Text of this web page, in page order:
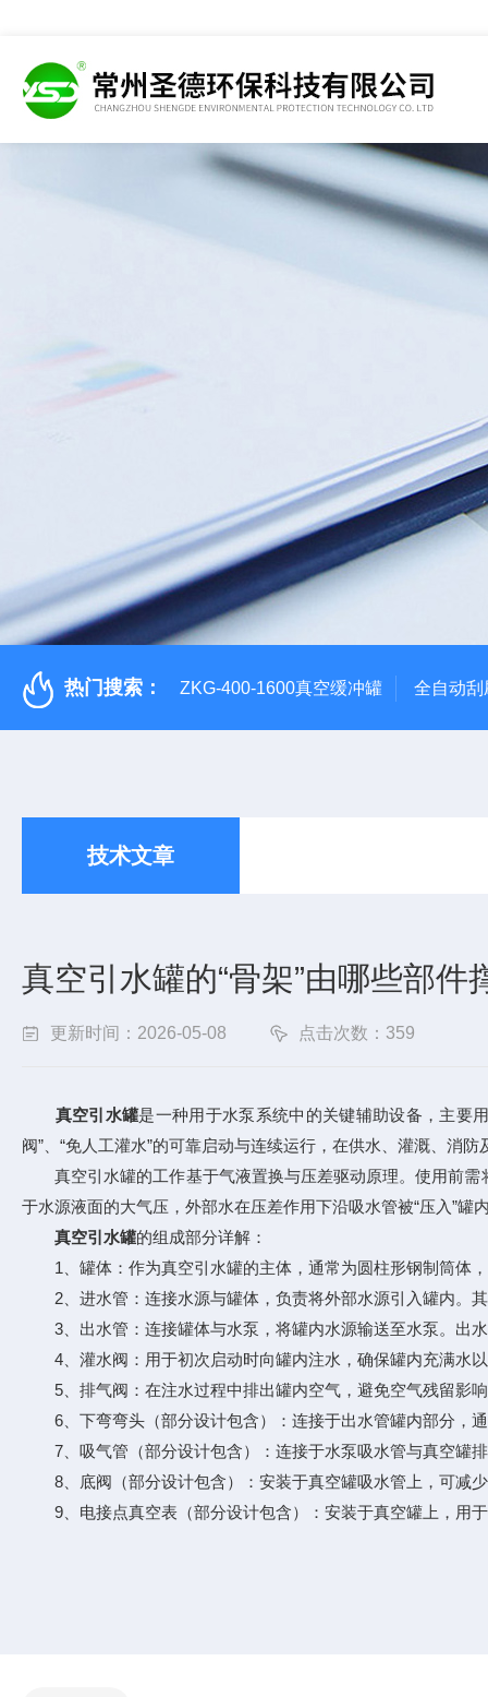
热门搜索： ZKG-400-1600真空缓冲罐 全自动刮
技术文章
真空引水罐的“骨架”由哪些部
更新时间：2026-05-08 点击次数：359
真空引水罐是一种用于水泵系统中的关键辅助设备，主要
阀”、“免人工灌水”的可靠启动与连续运行，在供水、灌溉、消
真空引水罐的工作基于气液置换与压差驱动原理。使用前需
于水源液面的大气压，外部水在压差作用下沿吸水管被“压入”
真空引水罐的组成部分详解：
1、罐体：作为真空引水罐的主体，通常为圆柱形钢制筒体
2、进水管：连接水源与罐体，负责将外部水源引入罐内。
3、出水管：连接罐体与水泵，将罐内水源输送至水泵。出
4、灌水阀：用于初次启动时向罐内注水，确保罐内充满水
5、排气阀：在注水过程中排出罐内空气，避免空气残留影
6、下弯弯头（部分设计包含）：连接于出水管罐内部分，通
7、吸气管（部分设计包含）：连接于水泵吸水管与真空罐排
8、底阀（部分设计包含）：安装于真空罐吸水管上，可减
9、电接点真空表（部分设计包含）：安装于真空罐上，用